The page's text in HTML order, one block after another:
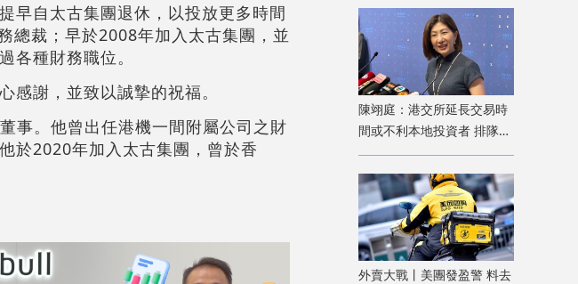
早自太古集團退休，以投放更多時間
總裁；早於2008年加入太古集團，並
各種財務職位。
感謝，並致以誠摯的祝福。
事。他曾出任港機一間附屬公司之財
於2020年加入太古集團，曾於香
陳翊庭：港交所延長交易時
間或不利本地投資者 排隊上
市公司數量創新高
外賣大戰丨美團發盈警 料去